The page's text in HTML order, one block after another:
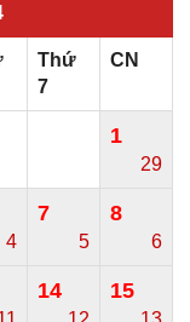
Thứ
7
CN
1
29
4
7
5
8
6
14 15